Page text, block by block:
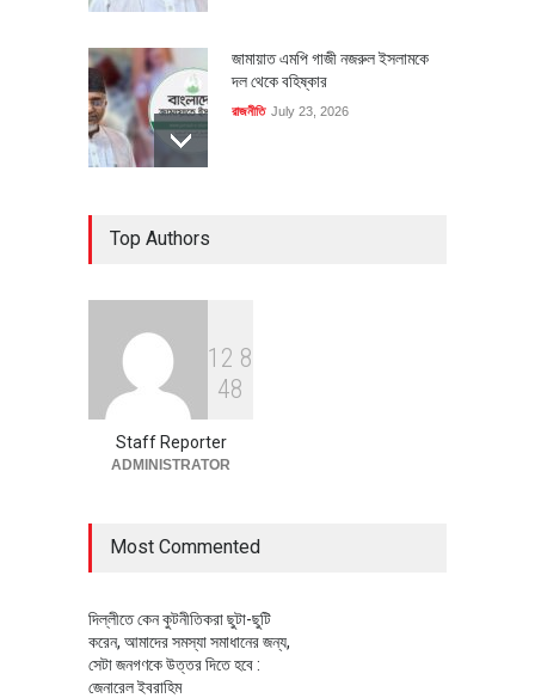
জামায়াত এমপি গাজী নজরুল ইসলামকে
দল থেকে বহিষ্কার
রাজনীতি July 23, 2026
বৈশ্বিক প্রতিযোগিতা সক্ষমতা বাড়াতে
পোশাক শিল্পে নতুন উদ্যোগ
Top Authors
1 2 8
48
Staff Reporter
ADMINISTRATOR
Most Commented
দিল্লীতে কেন কুটনীতিকরা ছুটা-ছুটি
করেন, আমাদের সমস্যা সমাধানের জন্য,
সেটা জনগণকে উত্তর দিতে হবে :
জেনারেল ইবরাহিম